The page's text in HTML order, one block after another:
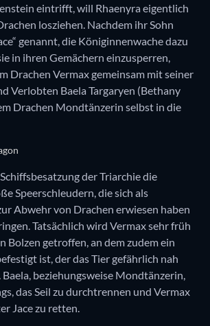
eintrifft, will Rhaenyra eigentlich
losziehen. Nachdem ihr Sohn
genannt, die Königinnenwache dazu
in ihren Gemächern einzusperren,
Drachen Vermax gemeinsam mit seiner
Verlobten Baela Targaryen (Bethany
Drachen Mondtänzerin selbst in die
der Triarchie die
Speerschleudern, die sich als
Abwehr von Drachen erwiesen haben
Tatsächlich wird Vermax sehr früh
Bolzen getroffen, an dem zudem ein
ist, der das Tier gefährlich nah
Baela, beziehungsweise Mondtänzerin,
das Seil zu durchtrennen und Vermax
Jace zu retten.